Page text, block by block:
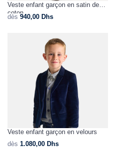
Veste enfant garçon en satin de
coton
dès 940,00 Dhs
Veste enfant garçon en velours
dès 1.080,00 Dhs